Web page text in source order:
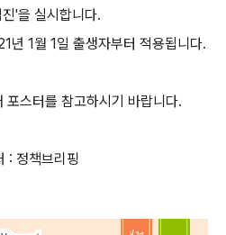
'을 실시합니다.
년 1월 1일 출생자부터 적용됩니다.
포스터를 참고하시기 바랍니다.
: 정책브리핑